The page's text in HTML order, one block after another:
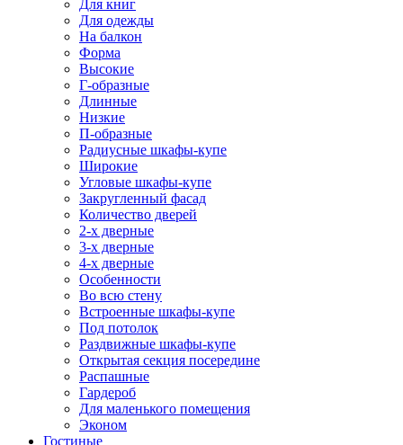
Для книг
Для одежды
На балкон
Форма
Высокие
Г-образные
Длинные
Низкие
П-образные
Радиусные шкафы-купе
Широкие
Угловые шкафы-купе
Закругленный фасад
Количество дверей
2-х дверные
3-х дверные
4-х дверные
Особенности
Во всю стену
Встроенные шкафы-купе
Под потолок
Раздвижные шкафы-купе
Открытая секция посередине
Распашные
Гардероб
Для маленького помещения
Эконом
Гостиные